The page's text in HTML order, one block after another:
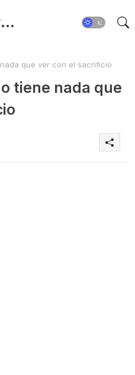
Frases Día Por Día - Para Fortalecer el Espíritu
que ver con el sacrificio
tiene nada que